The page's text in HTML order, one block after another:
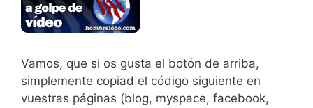
Vamos, que si os gusta el botón de arriba,
simplemente copiad el código siguiente en
vuestras páginas (blog, myspace, facebook,